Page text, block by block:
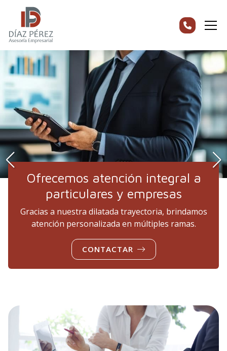
Ofrecemos atención integral a
particulares y empresas
Gracias a nuestra dilatada trayectoria, brindamos
atención personalizada en múltiples ramas.
CONTACTAR